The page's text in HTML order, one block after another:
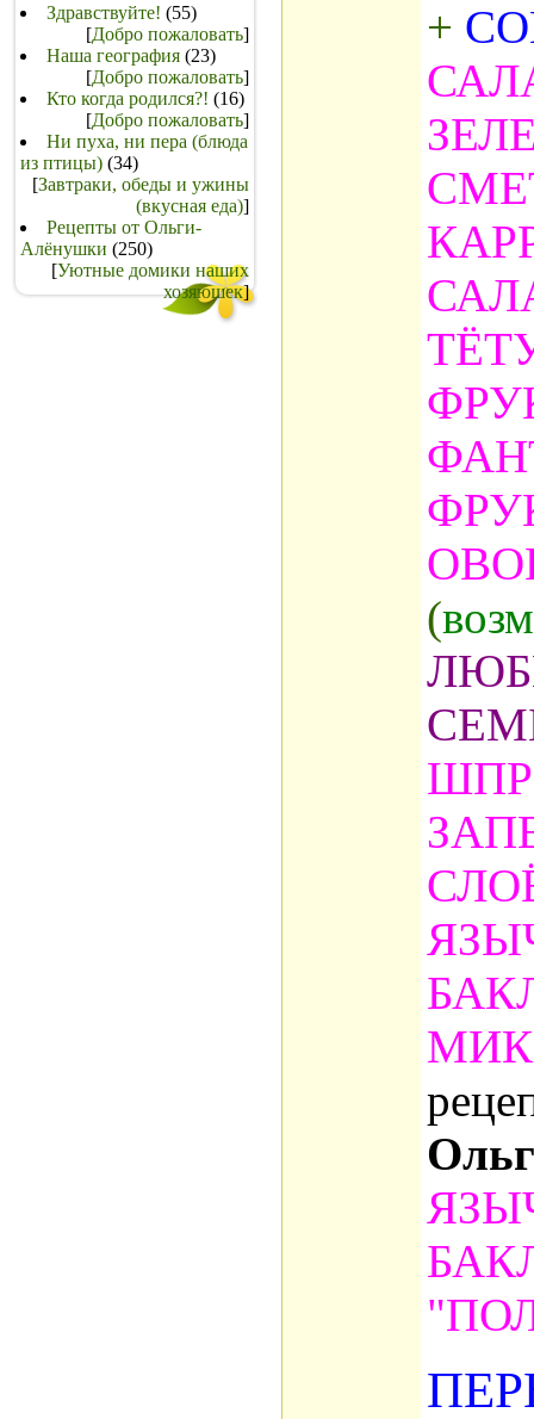
Здравствуйте! (55)
[Добро пожаловать]
Наша география (23)
[Добро пожаловать]
Кто когда родился?! (16)
[Добро пожаловать]
Ни пуха, ни пера (блюда
из птицы) (34)
[Завтраки, обеды и ужины
(вкусная еда)]
Рецепты от Ольги-
Алёнушки (250)
[Уютные домики наших
хозяюшек]
+
(